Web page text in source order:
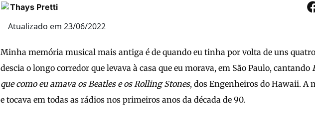
Thays Pretti
Atualizado em 23/06/2022
Minha memória musical mais antiga é de quando eu tinha por volta de uns
descia o longo corredor que levava à casa que eu morava, em São Paulo, cantando
que como eu amava os Beatles e os Rolling Stones, dos Engenheiros do Hawaii. A
e tocava em todas as rádios nos primeiros anos da década de 90.